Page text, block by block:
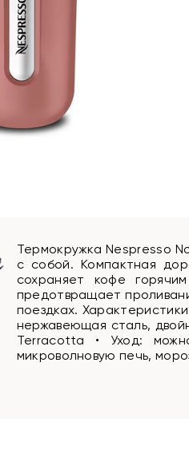
Термокружка Nespresso
с собой. Компактная
сохраняет кофе
предотвращает
поездках.
нержавеющая сталь,
Terracotta • Уход:
микроволновую печь,